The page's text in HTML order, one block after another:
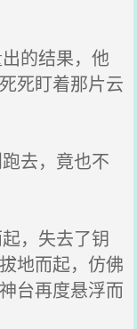
的结果，他
死盯着那片云
去，竟也不
，失去了钥
地而起，仿佛
台再度悬浮而